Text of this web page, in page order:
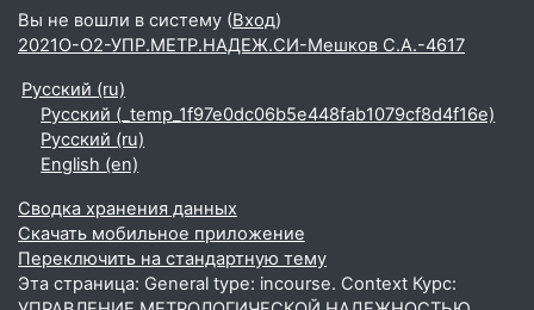
Вы не вошли в систему (Вход)
2021О-О2-УПР.МЕТР.НАДЕЖ.СИ-Мешков С.А.-4617
Русский ‎(ru)‎
Русский ‎(_temp_1f97e0dc06b5e448fab1079cf8d4f16e)‎
Русский ‎(ru)‎
English ‎(en)‎
Сводка хранения данных
Скачать мобильное приложение
Переключить на стандартную тему
Эта страница: General type: incourse. Context Курс: